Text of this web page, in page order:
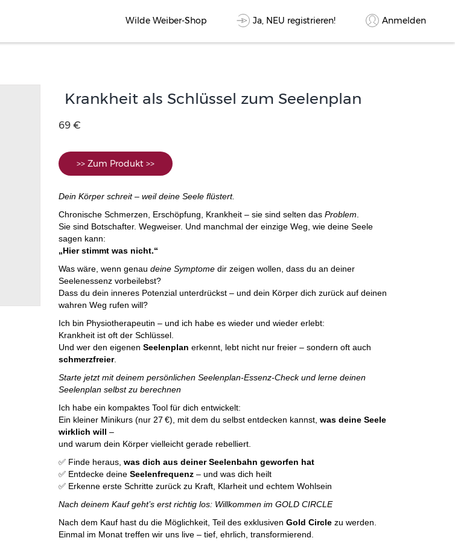
Wilde Weiber-Shop Ja, NEU registrieren! Anmelden
Krankheit als Schlüssel zum Seelenplan
69 €
>> Zum Produkt >>
Dein Körper schreit – weil deine Seele flüstert.
Chronische Schmerzen, Erschöpfung, Krankheit – sie sind selten das Problem
Sie sind Botschafter. Wegweiser. Und manchmal der einzige Weg, wie deine Seele
sagen kann:
„Hier stimmt was nicht.“
Was wäre, wenn genau deine Symptome dir zeigen wollen, dass du an deiner
Seelenessenz vorbeilebst?
Dass du dein inneres Potenzial unterdrückst – und dein Körper dich zurück auf deinen
wahren Weg rufen will?
Ich bin Physiotherapeutin – und ich habe es wieder und wieder erlebt:
Krankheit ist oft der Schlüssel.
Und wer den eigenen Seelenplan erkennt, lebt nicht nur freier – sondern oft auch
schmerzfreier.
Starte jetzt mit deinem persönlichen Seelenplan-Essenz-Check und lerne deinen
Seelenplan selbst zu berechnen
Ich habe ein kompaktes Tool für dich entwickelt:
Ein kleiner Minikurs (nur 27 €), mit dem du selbst entdecken kannst, was deine Seele
wirklich will –
und warum dein Körper vielleicht gerade rebelliert.
✅ Finde heraus, was dich aus deiner Seelenbahn geworfen hat
✅ Entdecke deine Seelenfrequenz – und was dich heilt
✅ Erkenne erste Schritte zurück zu Kraft, Klarheit und echtem Wohlsein
Nach deinem Kauf geht’s erst richtig los: Willkommen im GOLD CIRCLE
Nach dem Kauf hast du die Möglichkeit, Teil des exklusiven Gold Circle zu werden.
Einmal im Monat treffen wir uns live – tief, ehrlich, transformierend.